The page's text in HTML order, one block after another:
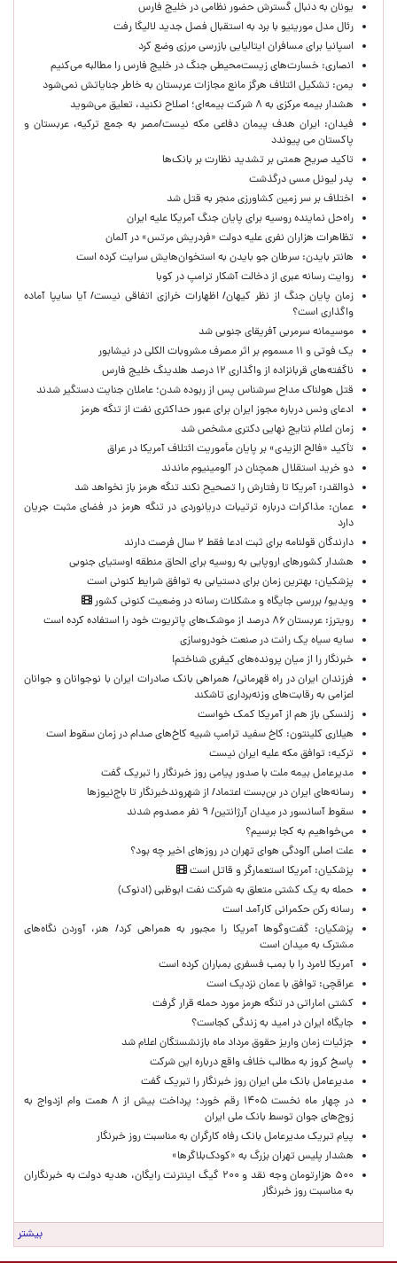
یونان به دنبال گسترش حضور نظامی در خلیج فارس
رئال مدل مورینیو با برد به استقبال فصل جدید لالیگا رفت
اسپانیا برای مسافران ایتالیایی بازرسی مرزی وضع کرد
انصاری: خسارت‌های زیست‌محیطی جنگ در خلیج فارس را مطالبه‌ می‌کنیم
یمن: تشکیل ائتلاف هرگز مانع مجازات عربستان به خاطر جنایاتش نمی‌شود
هشدار بیمه مرکزی به ۸ شرکت بیمه‌ای؛ اصلاح نکنید، تعلیق می‌شوید
فیدان: ایران هدف پیمان دفاعی مکه نیست/مصر به جمع ترکیه، عربستان و
پاکستان می پیوندد
تاکید صریح همتی بر تشدید نظارت بر بانک‌ها
پدر لیونل مسی درگذشت
اختلاف بر سر زمین کشاورزی منجر به قتل شد
راه‌حل نماینده روسیه برای پایان جنگ آمریکا علیه ایران
تظاهرات هزاران نفری علیه دولت «فردریش مرتس» در آلمان
هانتر بایدن: سرطان جو بایدن به استخوان‌هایش سرایت کرده است
روایت رسانه عبری از دخالت آشکار ترامپ در کوبا
زمان پایان جنگ از نظر کیهان/ اظهارات خرازی اتفاقی نیست/ آیا سایپا آماده
واگذاری است؟
موسیمانه سرمربی آفریقای جنوبی شد
یک فوتی و ۱۱ مسموم بر اثر مصرف مشروبات الکلی در نیشابور
ناگفته‌های قربانزاده از واگذاری ۱۲ درصد هلدینگ خلیج فارس
قتل هولناک مداح سرشناس پس از ربوده شدن؛ عاملان جنایت دستگیر شدند
ادعای ونس درباره مجوز ایران برای عبور حداکثری نفت از تنگه هرمز
زمان اعلام نتایج نهایی دکتری مشخص شد
تأکید «فالح الزیدی» بر پایان مأموریت ائتلاف آمریکا در عراق
دو خرید استقلال همچنان در آلومینیوم ماندند
ذوالقدر: آمریکا تا رفتارش را تصحیح نکند تنگه هرمز باز نخواهد شد
عمان: مذاکرات درباره ترتیبات دریانوردی در تنگه هرمز در فضای مثبت جریان
دارد
دارندگان قولنامه برای ثبت ادعا فقط ۲ سال فرصت دارند
هشدار کشورهای اروپایی به روسیه برای الحاق منطقه اوستیای جنوبی
پزشکیان‌: بهترین زمان برای دستیابی به توافق شرایط کنونی است
ویدیو/ بررسی جایگاه و مشکلات رسانه در وضعیت کنونی کشور
رویترز: عربستان ۸۶ درصد از موشک‌های پاتریوت خود را استفاده کرده است
سایه سیاه یک رانت در صنعت خودروسازی
خبرنگار را از میان پرونده‌های کیفری شناختم!
​فرزندان ایران در راه قهرمانی/ همراهی بانک صادرات ایران با نوجوانان و جوانان
اعزامی به رقابت‌های وزنه‌برداری تاشکند
زلنسکی باز هم از آمریکا کمک خواست
هیلاری کلینتون: کاخ سفید ترامپ شبیه کاخ‌های صدام در زمان سقوط است
ترکیه: توافق مکه علیه ایران نیست
مدیرعامل بیمه ملت با صدور پیامی روز خبرنگار را تبریک گفت
رسانه‌های ایران در بن‌بست اعتماد/ از شهروندخبرنگار تا باج‌نیوزها
سقوط آسانسور در میدان آرژانتین/ ۹ نفر مصدوم شدند
می‌خواهیم به کجا برسیم؟
علت اصلی آلودگی هوای تهران در روزهای اخیر چه بود؟
پزشکیان: آمریکا استعمارگر و قاتل است
حمله به یک کشتی متعلق به شرکت نفت ابوظبی (ادنوک)
رسانه رکن حکمرانی کارآمد است
پزشکیان: گفت‌وگوها آمریکا را مجبور به همراهی کرد/ هنر، آوردن نگاه‌های
مشترک به میدان است
آمریکا لامرد را با بمب فسفری بمباران کرده است
عراقچی: توافق با عمان نزدیک است
کشتی اماراتی در تنگه هرمز مورد حمله قرار گرفت
جایگاه ایران در امید به زندگی کجاست؟
جزئیات زمان واریز حقوق مرداد ماه بازنشستگان اعلام شد
پاسخ کروز به مطالب خلاف واقع درباره این شرکت
مدیرعامل بانک ملی ایران روز خبرنگار را تبریک گفت
در چهار ماه نخست ۱۴۰۵ رقم خورد؛ پرداخت بیش از ۸ همت وام ازدواج به
زوج‌های جوان توسط بانک ملی ایران
پیام تبریک مدیرعامل بانک رفاه کارگران به مناسبت روز خبرنگار
هشدار پلیس تهران بزرگ به «کودک‌بلاگرها»
۵۰۰ هزارتومان وجه نقد و ۲۰۰ گیگ اینترنت رایگان، هدیه دولت به خبرنگاران
به مناسبت روز خبرنگار
بیشتر